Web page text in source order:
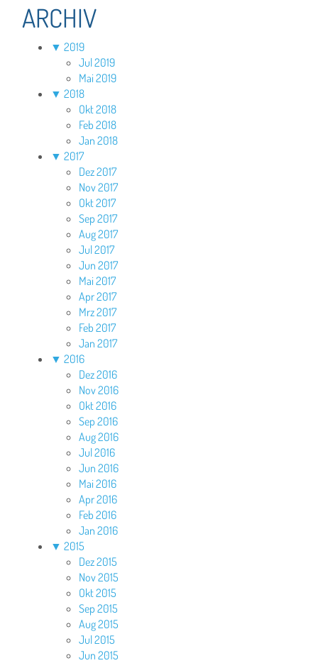
ARCHIV
▼ 2019
Jul 2019
Mai 2019
▼ 2018
Okt 2018
Feb 2018
Jan 2018
▼ 2017
Dez 2017
Nov 2017
Okt 2017
Sep 2017
Aug 2017
Jul 2017
Jun 2017
Mai 2017
Apr 2017
Mrz 2017
Feb 2017
Jan 2017
▼ 2016
Dez 2016
Nov 2016
Okt 2016
Sep 2016
Aug 2016
Jul 2016
Jun 2016
Mai 2016
Apr 2016
Feb 2016
Jan 2016
▼ 2015
Dez 2015
Nov 2015
Okt 2015
Sep 2015
Aug 2015
Jul 2015
Jun 2015